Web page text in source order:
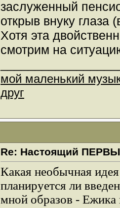
заслуженный
открыв внуку глаза
Хотя эта
смотрим на
мой маленький
друг
Re: Настоящий
Какая необычная
планируется ли
мной образов - Ежика